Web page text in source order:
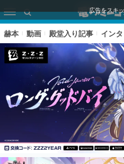
広告をスキ
赫本 動画 殿堂入り記事 イン